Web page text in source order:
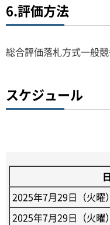
6.評価方法
総合評価落札方式一般
スケジュール
2025年7月29日（火曜）
2025年7月29日（火曜